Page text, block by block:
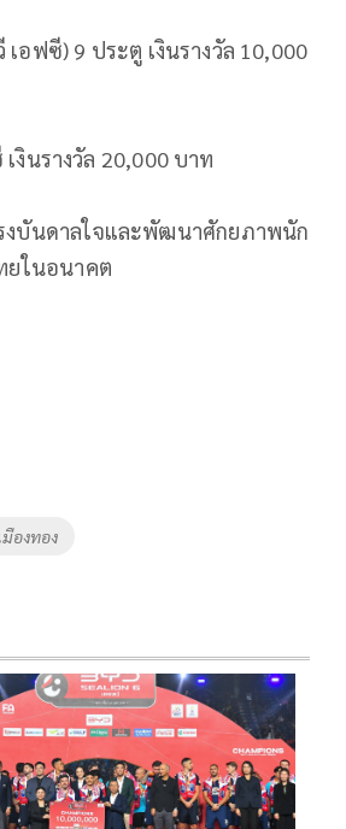
อฟซี) 9 ประตู เงินรางวัล 10,000
งินรางวัล 20,000 บาท
งบันดาลใจและพัฒนาศักยภาพนัก
ยในอนาคต
มืองทอง